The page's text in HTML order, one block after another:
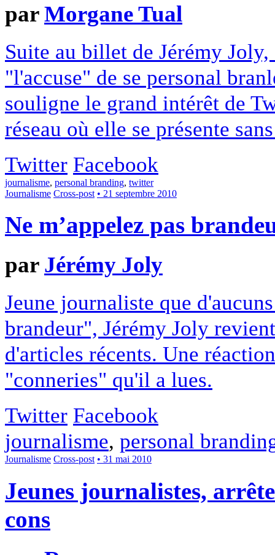
parMorgane Tual
Suite au billet de Jérémy
"l'accuse" de se personal
souligne le grand intérêt de
réseau où elle se présente
Twitter Facebook
journalisme, personal branding, twitter
Journalisme Cross-post • 21 septembre 2010
Ne m’appelez pas
par Jérémy Joly
Jeune journaliste que
brandeur", Jérémy Joly
d'articles récents. Une
"conneries" qu'il a lues.
Twitter Facebook
journalisme, personal
Journalisme Cross-post • 31 mai 2010
Jeunes journalistes,
cons